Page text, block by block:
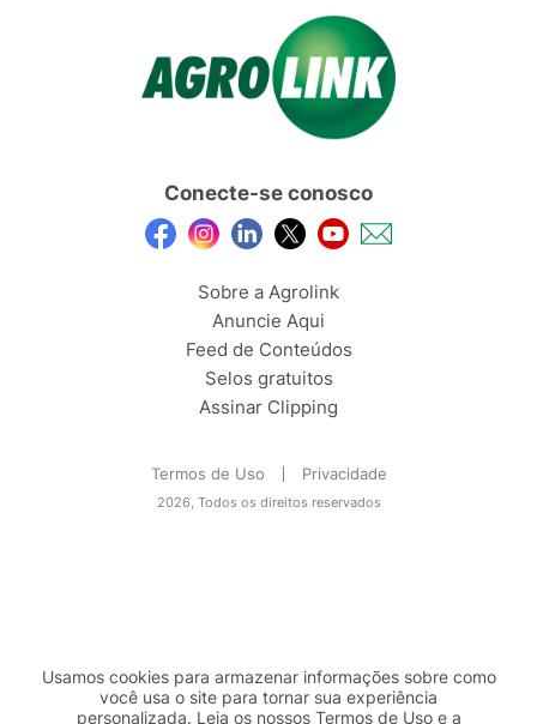
Conecte-se conosco
Sobre a Agrolink
Anuncie Aqui
Feed de Conteúdos
Selos gratuitos
Assinar Clipping
Termos de Uso Privacidade
2026, Todos os direitos reservados
Usamos cookies para armazenar informações sobre como
você usa o site para tornar sua experiência
personalizada. Leia os nossos Termos de Usoe a